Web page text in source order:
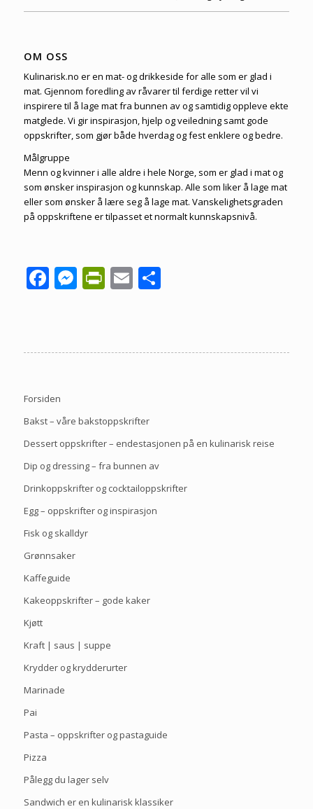
OM OSS
Kulinarisk.no er en mat- og drikkeside for alle som er glad i
mat. Gjennom foredling av råvarer til ferdige retter vil vi
inspirere til å lage mat fra bunnen av og samtidig oppleve ekte
matglede. Vi gir inspirasjon, hjelp og veiledning samt gode
oppskrifter, som gjør både hverdag og fest enklere og bedre.
Målgruppe
Menn og kvinner i alle aldre i hele Norge, som er glad i mat og
som ønsker inspirasjon og kunnskap. Alle som liker å lage mat
eller som ønsker å lære seg å lage mat. Vanskelighetsgraden
på oppskriftene er tilpasset et normalt kunnskapsnivå.
Facebook
Messenger
PrintFriendly
EmailShare
Forsiden
Bakst – våre bakstoppskrifter
Dessert oppskrifter – endestasjonen på en kulinarisk reise
Dip og dressing – fra bunnen av
Drinkoppskrifter og cocktailoppskrifter
Egg – oppskrifter og inspirasjon
Fisk og skalldyr
Grønnsaker
Kaffeguide
Kakeoppskrifter – gode kaker
Kjøtt
Kraft | saus | suppe
Krydder og krydderurter
Marinade
Pai
Pasta – oppskrifter og pastaguide
Pizza
Pålegg du lager selv
Sandwich er en kulinarisk klassiker